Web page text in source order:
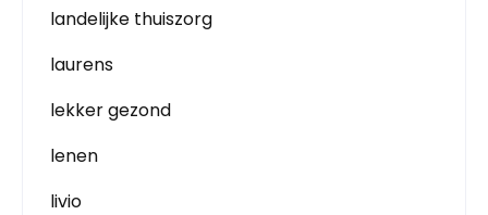
landelijke thuiszorg
laurens
lekker gezond
lenen
livio